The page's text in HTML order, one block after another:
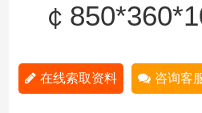
￠
在线索取资料 咨询客